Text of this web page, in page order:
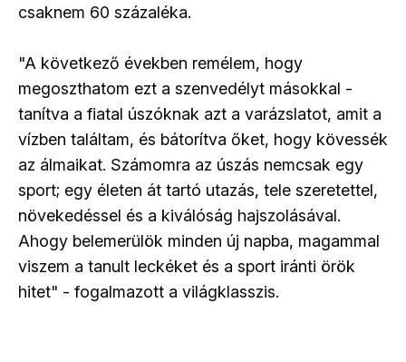
csaknem 60 százaléka.
"A következő években remélem, hogy
megoszthatom ezt a szenvedélyt másokkal -
tanítva a fiatal úszóknak azt a varázslatot, amit a
vízben találtam, és bátorítva őket, hogy kövessék
az álmaikat. Számomra az úszás nemcsak egy
sport; egy életen át tartó utazás, tele szeretettel,
növekedéssel és a kiválóság hajszolásával.
Ahogy belemerülök minden új napba, magammal
viszem a tanult leckéket és a sport iránti örök
hitet" - fogalmazott a világklasszis.